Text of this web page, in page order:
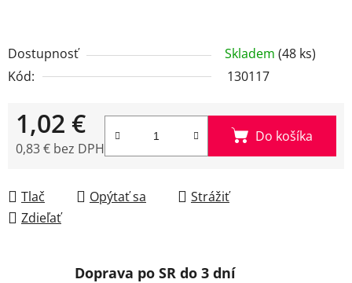
Dostupnosť Skladem (48 ks)
Kód:
130117
1,02 €
0,83 € bez DPH
Do košíka
Tlač Opýtať sa
Strážiť
Zdieľať
Doprava po SR do 3 dní